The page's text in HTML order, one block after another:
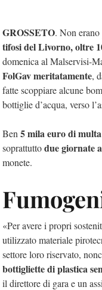
GROSSETO. Non erano
tifosi del Livorno, oltre
domenica al Malservisi-
FolGav meritatamente,
fatte scoppiare alcune
bottiglie d’acqua, verso
Ben 5 mila euro di multa
soprattuttodue giornate
monete.
«Per avere i propri
utilizzato materiale
settore loro riservato,
bottigliette di plastica
il direttore di gara e un